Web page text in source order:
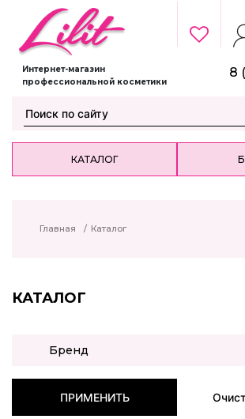
Интернет-магазин
профессиональной косметики
8
КАТАЛОГ
Главная / Каталог
КАТАЛОГ
Бренд
ПРИМЕНИТЬ